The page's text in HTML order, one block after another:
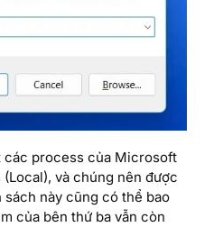
các process của Microsoft
và chúng nên được
sách này cũng có thể bao
của bên thứ ba vẫn còn